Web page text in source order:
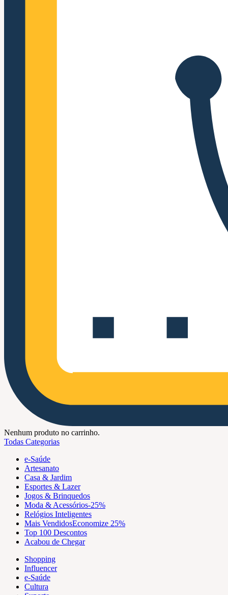
Nenhum produto no carrinho.
Todas Categorias
e-Saúde
Artesanato
Casa & Jardim
Esportes & Lazer
Jogos & Brinquedos
Moda & Acessórios-25%
Relógios Inteligentes
Mais VendidosEconomize 25%
Top 100 Descontos
Acabou de Chegar
Shopping
Influencer
e-Saúde
Cultura